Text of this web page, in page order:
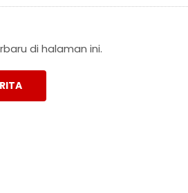
di halaman ini.